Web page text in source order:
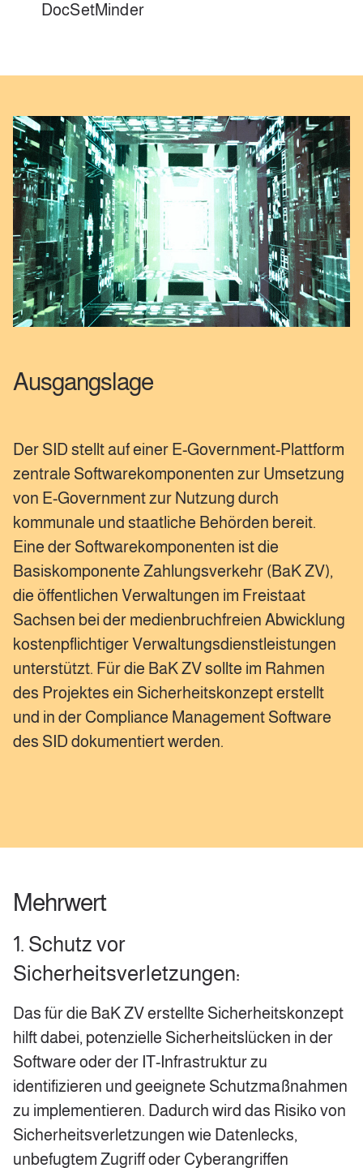
DocSetMinder
Ausgangslage
Der SID stellt auf einer E-Government-Plattform
zentrale Softwarekomponenten zur Umsetzung
von E-Government zur Nutzung durch
kommunale und staatliche Behörden bereit.
Eine der Softwarekomponenten ist die
Basiskomponente Zahlungsverkehr (BaK ZV),
die öffentlichen Verwaltungen im Freistaat
Sachsen bei der medienbruchfreien Abwicklung
kostenpflichtiger Verwaltungsdienstleistungen
unterstützt. Für die BaK ZV sollte im Rahmen
des Projektes ein Sicherheitskonzept erstellt
und in der Compliance Management Software
des SID dokumentiert werden.
Mehrwert
1. Schutz vor
Sicherheitsverletzungen:
Das für die BaK ZV erstellte Sicherheitskonzept
hilft dabei, potenzielle Sicherheitslücken in der
Software oder der IT-Infrastruktur zu
identifizieren und geeignete Schutzmaßnahmen
zu implementieren. Dadurch wird das Risiko von
Sicherheitsverletzungen wie Datenlecks,
unbefugtem Zugriff oder Cyberangriffen